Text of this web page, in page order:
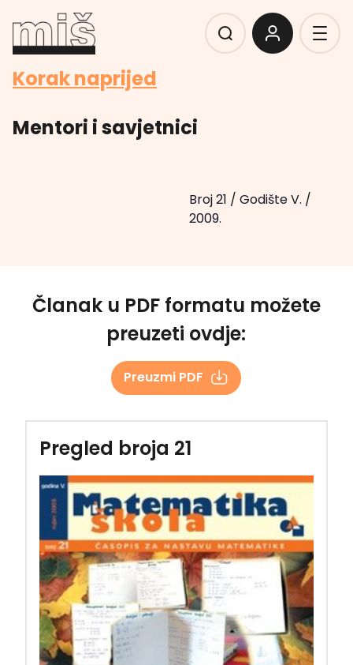
Korak naprijed
Mentori i savjetnici
Broj 21 / Godište V. /
2009.
Članak u PDF formatu možete
preuzeti ovdje:
Preuzmi PDF
Pregled broja 21